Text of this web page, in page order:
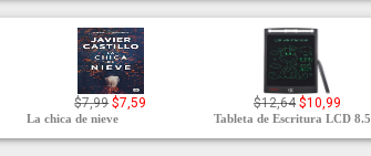
$7,99 $7,59
La chica de nieve
$12,64 $10,99
Tableta de Escritura LCD 8.5